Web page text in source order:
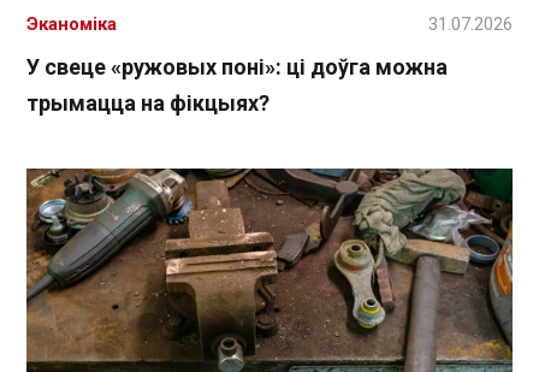
У свеце «ружовых поні»: ці доўга можна
трымацца на фікцыях?
Эканоміка 31.07.2026